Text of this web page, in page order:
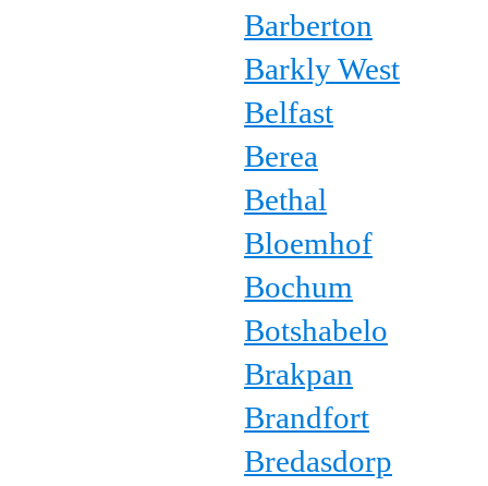
Barberton
Barkly West
Belfast
Berea
Bethal
Bloemhof
Bochum
Botshabelo
Brakpan
Brandfort
Bredasdorp